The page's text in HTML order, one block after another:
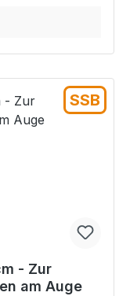
SSB
- Zur
am Auge